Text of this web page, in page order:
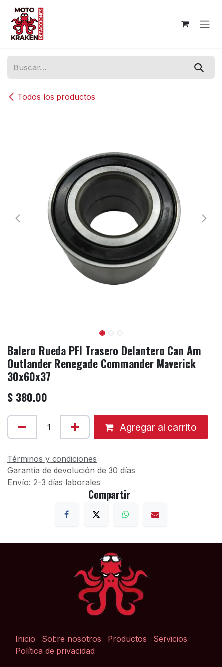
Ir al contenido
Todos los productos
Balero Rueda PFI Trasero Delantero Can Am
Outlander Renegade Commander Maverick
30x60x37
$ 380.00
Agregar al carrito
Términos y condiciones
Garantía de devolución de 30 días
Envío: 2-3 días laborales
Compartir
Inicio Sobre nosotros Productos
Servicios
Política de privacidad